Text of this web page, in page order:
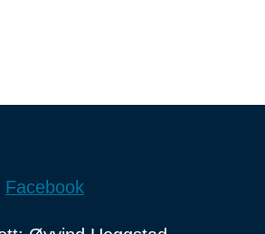
Facebook